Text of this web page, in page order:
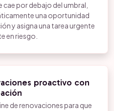
por debajo del umbral,
una oportunidad
y asigna una tarea urgente
en riesgo.
proactivo con
de renovaciones para que